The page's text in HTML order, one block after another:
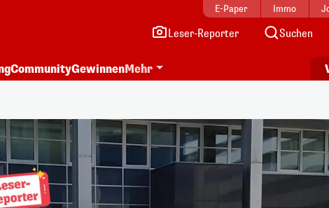
E-Paper Immo
Leser-Reporter Suchen
CommunityGewinnenMehr